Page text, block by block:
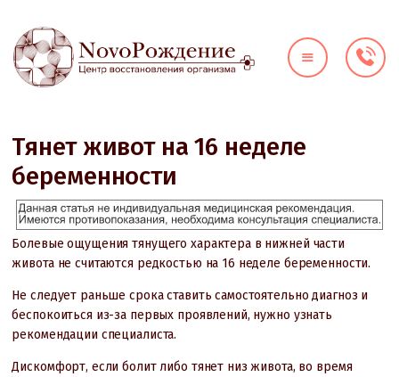
НАПРАВЛЕНИЯ
ВРАЧИ
АКЦИИ
КОНТАКТЫ
Тянет живот на 16 неделе
беременности
Болевые ощущения тянущего характера в нижней части
живота не считаются редкостью на 16 неделе беременности.
Не следует раньше срока ставить самостоятельно диагноз и
беспокоиться из-за первых проявлений, нужно узнать
рекомендации специалиста.
Дискомфорт, если болит либо тянет низ живота, во время